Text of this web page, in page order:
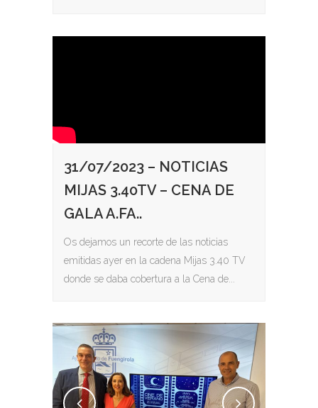
31/07/2023 – NOTICIAS
MIJAS 3.40TV – CENA DE
GALA A.FA..
Os dejamos un recorte de las noticias
emitidas ayer en la cadena Mijas 3.40 TV
donde se daba cobertura a la Cena de...